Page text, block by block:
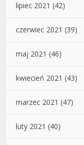
lipiec 2021 (42)
czerwiec 2021 (39)
maj 2021 (46)
kwiecień 2021 (43)
marzec 2021 (47)
luty 2021 (40)